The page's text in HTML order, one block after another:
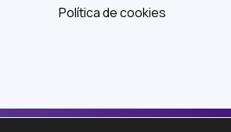
Política de cookies